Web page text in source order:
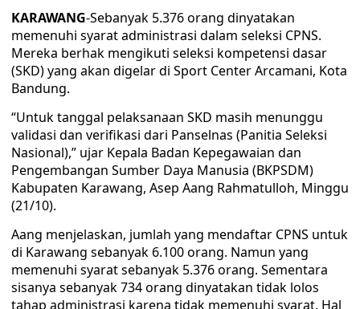
KARAWANG-Sebanyak 5.376 orang dinyatakan
memenuhi syarat administrasi dalam seleksi CPNS.
Mereka berhak mengikuti seleksi kompetensi dasar
(SKD) yang akan digelar di Sport Center Arcamani, Kota
Bandung.
“Untuk tanggal pelaksanaan SKD masih menunggu
validasi dan verifikasi dari Panselnas (Panitia Seleksi
Nasional),” ujar Kepala Badan Kepegawaian dan
Pengembangan Sumber Daya Manusia (BKPSDM)
Kabupaten Karawang, Asep Aang Rahmatulloh, Minggu
(21/10).
Aang menjelaskan, jumlah yang mendaftar CPNS untuk
di Karawang sebanyak 6.100 orang. Namun yang
memenuhi syarat sebanyak 5.376 orang. Sementara
sisanya sebanyak 734 orang dinyatakan tidak lolos
tahap administrasi karena tidak memenuhi syarat. Hal